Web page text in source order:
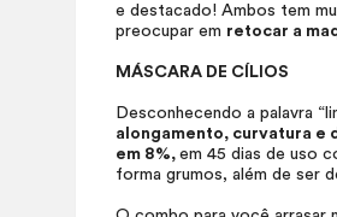
e destacado! Ambos tem
preocupar em retocar a
MÁSCARA DE CÍLIOS
Desconhecendo a palavra
alongamento, curvatura e
em 8%, em 45 dias de uso
forma grumos, além de ser